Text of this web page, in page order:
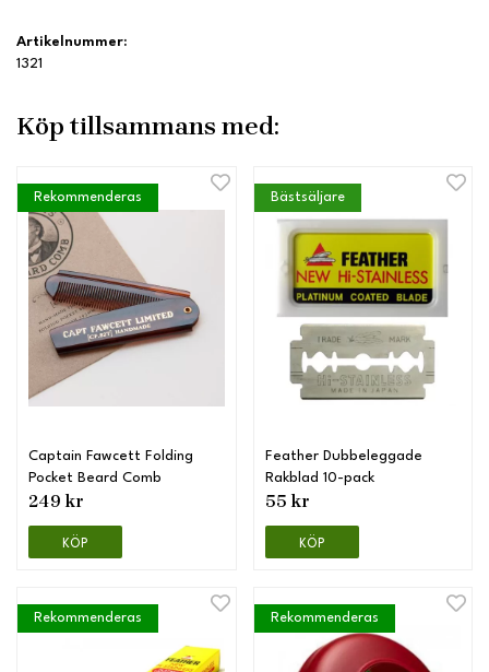
Artikelnummer:
1321
Köp tillsammans med:
Rekommenderas
Captain Fawcett Folding
Pocket Beard Comb
249 kr
KÖP
Bästsäljare
Feather Dubbeleggade
Rakblad 10-pack
55 kr
KÖP
Rekommenderas Rekommenderas